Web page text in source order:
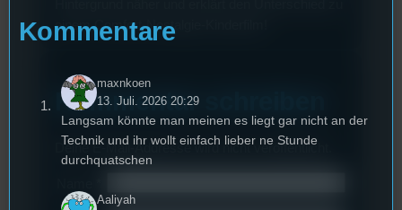
einem Comfort-Nostalgie-Kinderfilm!
Kommentar schreiben
Deine E-Mail-Addresse wird nicht veröffentlicht.
Kommentare
maxnkoen
13. Juli. 2026 20:29
Langsam könnte man meinen es liegt gar nicht an der
Technik und ihr wollt einfach lieber ne Stunde
durchquatschen
Aaliyah